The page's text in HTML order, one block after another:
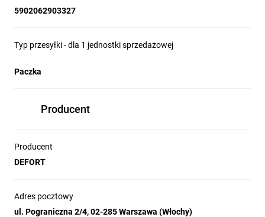
5902062903327
Typ przesyłki - dla 1 jednostki sprzedażowej
Paczka
Producent
Producent
DEFORT
Adres pocztowy
ul. Pograniczna 2/4, 02-285 Warszawa (Włochy)